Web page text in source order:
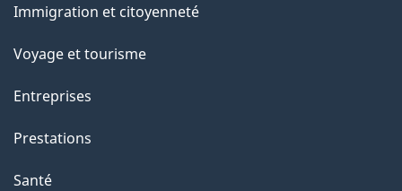
sujets
Immigration et citoyenneté
Voyage et tourisme
Entreprises
Prestations
Santé